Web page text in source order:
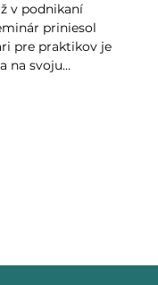
v podnikaní
priniesol
pre praktikov je
na svoju…